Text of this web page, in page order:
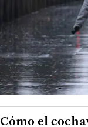
Cómo el